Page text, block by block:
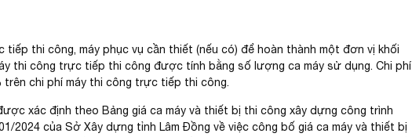
tiếp thi công, máy phục vụ cần thiết (nếu có) để hoàn thành một đơn vị khối
thi công trực tiếp thi công được tính bằng số lượng ca máy sử dụng. Chi phí
chi phí máy thi công trực tiếp thi công.
xác định theo Bảng giá ca máy và thiết bị thi công xây dựng công trình
2024 của Sở Xây dựng tỉnh Lâm Đồng về việc công bố giá ca máy và thiết bị